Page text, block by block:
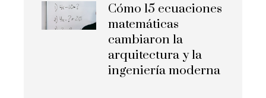
Cómo 15 ecuaciones
matemáticas
cambiaron la
arquitectura y la
ingeniería moderna